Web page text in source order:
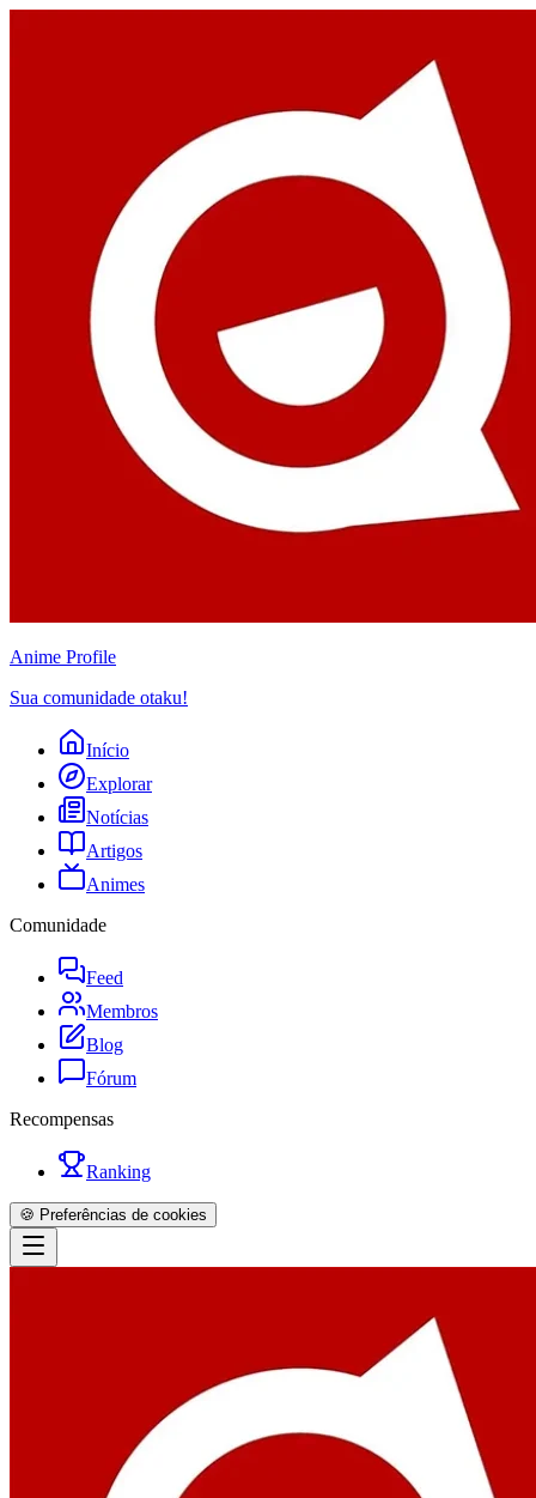
Anime Profile
Sua comunidade otaku!
Início
Explorar
Notícias
Artigos
Animes
Comunidade
Feed
Membros
Blog
Fórum
Recompensas
Ranking
🍪 Preferências de cookies